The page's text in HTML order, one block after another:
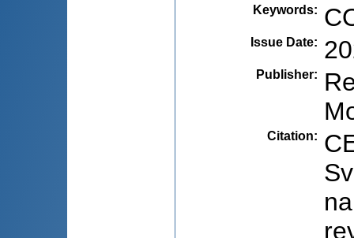
Keywords:
Issue Date:
Publisher:
Citation: